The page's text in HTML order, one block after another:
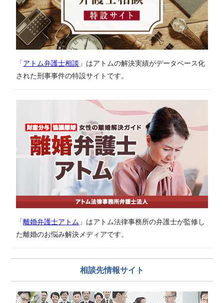
「 アトム弁護士相談 」はアトムの解決実績がデータベース化
された刑事事件の特設サイトです。
「離婚弁護士アトム 」はアトム法律事務所の弁護士が監修し
た離婚のお悩み解決メディアです。
相談先情報サイト